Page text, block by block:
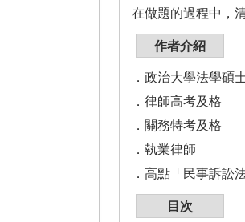
在做題的過程中，
作者介紹
．政治大學法學碩
．律師高考及格
．關務特考及格
．執業律師
．高點「民事訴訟
目次